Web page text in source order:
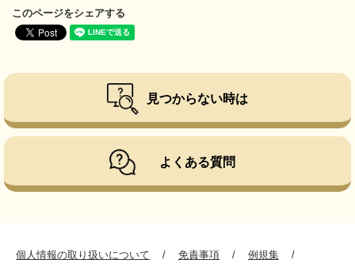
このページをシェアする
見つからない時は
よくある質問
個人情報の取り扱いについて 免責事項 例規集